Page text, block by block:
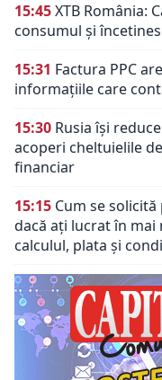
15:45XTB România:
consumul și
15:31 Factura PPC
informațiile care
15:30 Rusia își
acoperi cheltuielile
financiar
15:15 Cum se
dacă ați lucrat în mai
calculul, plata și